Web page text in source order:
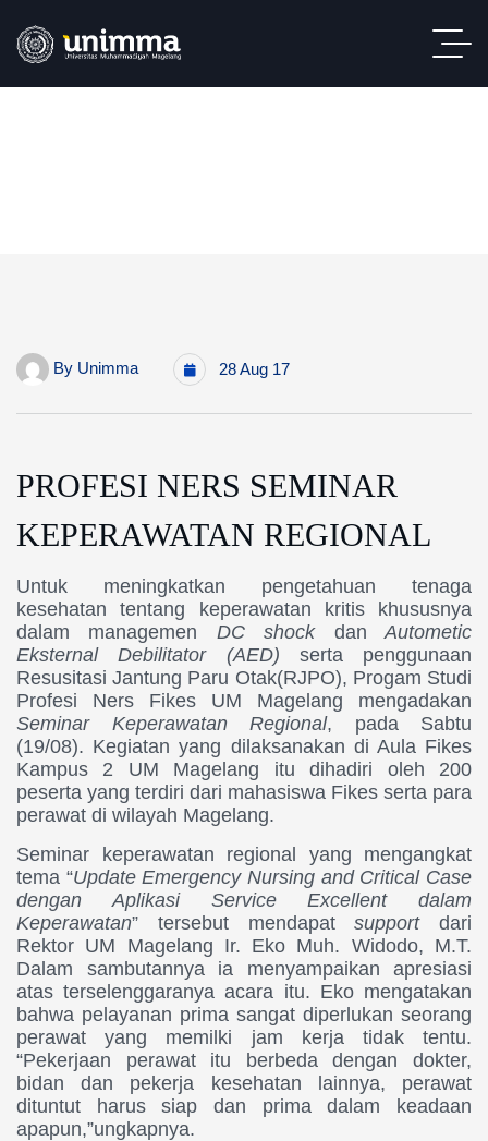
By Unimma 28 Aug 17
PROFESI NERS SEMINAR
KEPERAWATAN REGIONAL
Untuk meningkatkan pengetahuan tenaga
kesehatan tentang keperawatan kritis khususnya
dalam managemen DC shock dan Autometic
Eksternal Debilitator (AED) serta penggunaan
Resusitasi Jantung Paru Otak(RJPO), Progam Studi
Profesi Ners Fikes UM Magelang mengadakan
Seminar Keperawatan Regional, pada Sabtu
(19/08). Kegiatan yang dilaksanakan di Aula Fikes
Kampus 2 UM Magelang itu dihadiri oleh 200
peserta yang terdiri dari mahasiswa Fikes serta para
perawat di wilayah Magelang.
Seminar keperawatan regional yang mengangkat
tema “Update Emergency Nursing and Critical Case
dengan Aplikasi Service Excellent dalam
Keperawatan” tersebut mendapatsupportdari
Rektor UM Magelang Ir. Eko Muh. Widodo, M.T.
Dalam sambutannya ia menyampaikan apresiasi
atas terselenggaranya acara itu. Eko mengatakan
bahwa pelayanan prima sangat diperlukan seorang
perawat yang memilki jam kerja tidak tentu.
“Pekerjaan perawat itu berbeda dengan dokter,
bidan dan pekerja kesehatan lainnya, perawat
dituntut harus siap dan prima dalam keadaan
apapun,”ungkapnya.